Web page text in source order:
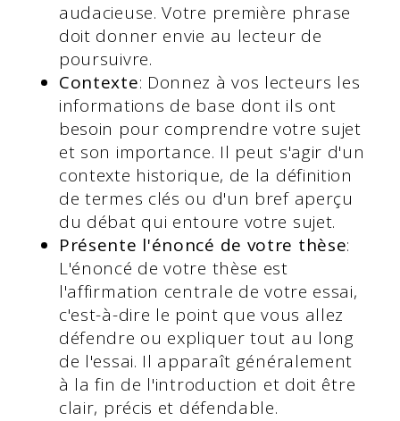
audacieuse. Votre première phrase
doit donner envie au lecteur de
poursuivre.
Contexte: Donnez à vos lecteurs les
informations de base dont ils ont
besoin pour comprendre votre sujet
et son importance. Il peut s'agir d'un
contexte historique, de la définition
de termes clés ou d'un bref aperçu
du débat qui entoure votre sujet.
Présente l'énoncé de votre thèse:
L'énoncé de votre thèse est
l'affirmation centrale de votre essai,
c'est-à-dire le point que vous allez
défendre ou expliquer tout au long
de l'essai. Il apparaît généralement
à la fin de l'introduction et doit être
clair, précis et défendable.